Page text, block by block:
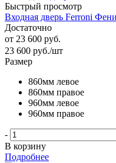
Быстрый просмотр
Входная дверь Ferroni
Достаточно
от 23 600 руб.
23 600 руб./шт
Размер
860мм левое
860мм правое
960мм левое
960мм правое
-
В корзину
Подробнее